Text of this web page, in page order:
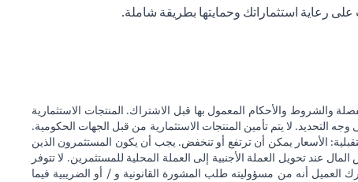
رعاية استثماراتك وحمايتها بطريقة شاملة.
والأحكام المعمول بها قبل الاشتراك. المنتجات الاستثمارية
التحديد. لا يتم تأمين المنتجات الاستثمارية من قبل الجهات الحكومية.
الأسعار يمكن أن ترتفع أو تنخفض. يجب أن يكون المستثمرون الذين
تحويل العملة الأجنبية إلى العملة المحلية للمستثمرين. لا تتوفر
العميل أنه من مسؤوليته طلب المشورة القانونية و / أو الضريبية فيما